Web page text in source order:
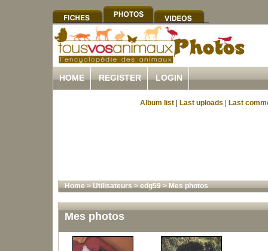
HOME REGISTER LOGIN
Album list Last uploads Last
Home>Utilisateurs>edg59>Mes photos
Mes photos